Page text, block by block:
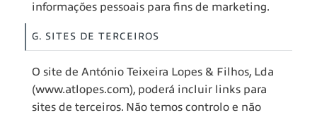
informações pessoais para fins de marketing.
G. SITES DE TERCEIROS
O site de António Teixeira Lopes & Filhos, Lda
(www.atlopes.com), poderá incluir links para
sites de terceiros. Não temos controlo e não